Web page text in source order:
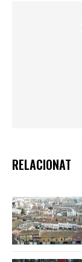
RELACIONAT